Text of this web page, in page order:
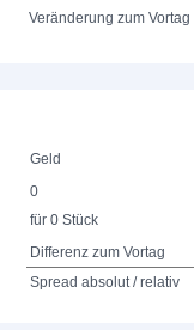
Veränderung zum Vortag
Geld
0
für 0 Stück
Differenz zum Vortag
Spread absolut / relativ